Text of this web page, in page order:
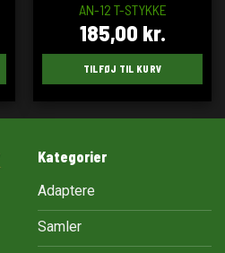
AN-12 T-STYKKE
185,00 kr.
TILFØJ TIL KURV
Kategorier
Adaptere
Samler